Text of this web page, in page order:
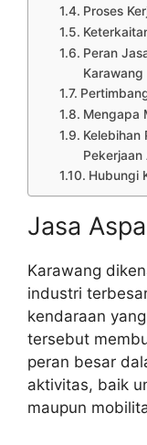
Proses
Peran
Karawang
Mengapa
Kelebihan
Pekerjaan
Hubungi
Jasa
Karawang
industri
kendaraan
tersebut
peran besar
aktivitas, baik
maupun